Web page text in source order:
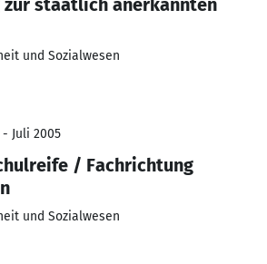
und Sozialwesen
- Juli 2005
/ Fachrichtung
und Sozialwesen